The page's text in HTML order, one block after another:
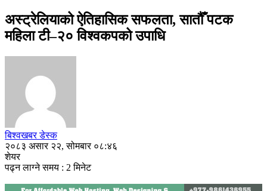
अस्ट्रेलियाको ऐतिहासिक सफलता, सातौँ पटक
महिला टी–२० विश्वकपको उपाधि
बिश्वखबर डेस्क
२०८३ असार २२, सोमबार ०८:४६
शेयर
पढ्न लाग्ने समय : 2 मिनेट